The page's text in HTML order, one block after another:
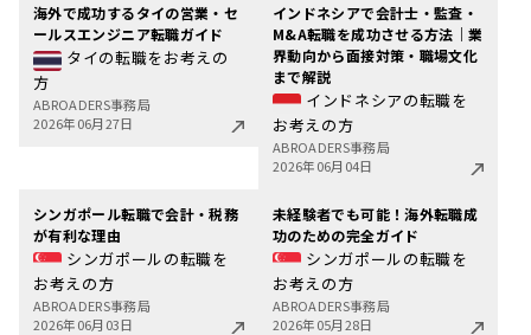
海外で成功するタイの営業・セ
ールスエンジニア転職ガイド
タイの転職をお考えの
方
ABROADERS事務局
2026年06月27日
インドネシアで会計士・監査・
M&A転職を成功させる方法｜業
界動向から面接対策・職場文化
まで解説
インドネシアの転職を
お考えの方
ABROADERS事務局
2026年06月04日
シンガポール転職で会計・税務
が有利な理由
シンガポールの転職を
お考えの方
ABROADERS事務局
2026年06月03日
未経験者でも可能！海外転職成
功のための完全ガイド
シンガポールの転職を
お考えの方
ABROADERS事務局
2026年05月28日